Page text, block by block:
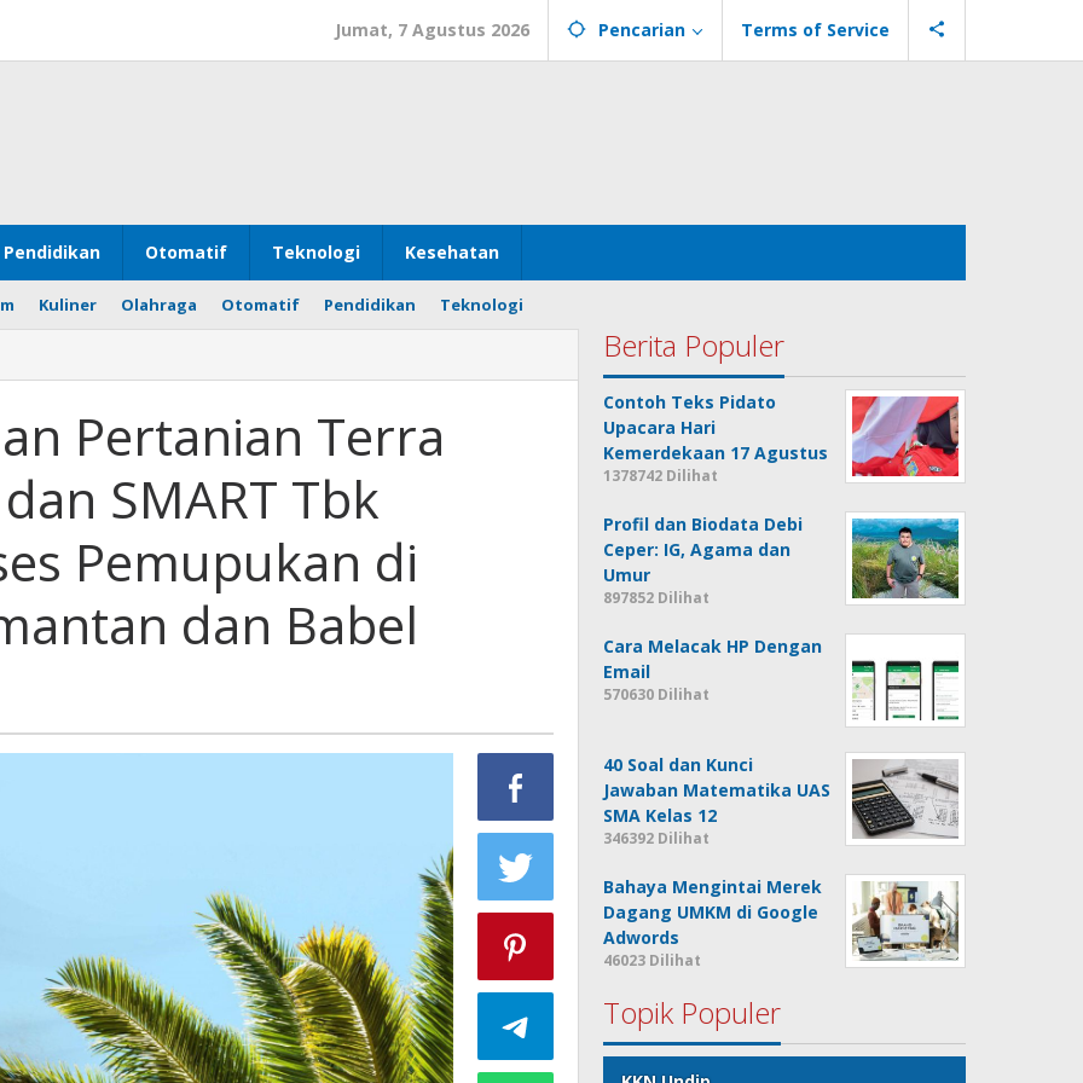
Jumat, 7 Agustus 2026 Pencarian Terms of Service
Pendidikan Otomatif Teknologi Kesehatan
Kuliner Olahraga Otomatif Pendidikan Teknologi
Pertanian Terra
SMART Tbk
Pemupukan di
dan Babel
Berita Populer
Contoh Teks Pidato
Upacara Hari
Kemerdekaan 17 Agustus
1378742 Dilihat
Profil dan Biodata Debi
Ceper: IG, Agama dan
Umur
897852 Dilihat
Cara Melacak HP Dengan
Email
570630 Dilihat
40 Soal dan Kunci
Jawaban Matematika UAS
SMA Kelas 12
346392 Dilihat
Bahaya Mengintai Merek
Dagang UMKM di Google
Adwords
46023 Dilihat
Topik Populer